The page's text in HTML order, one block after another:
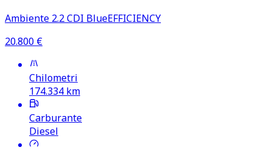
Ambiente 2.2 CDI BlueEFFICIENCY
20.800 €
Chilometri
174.334 km
Carburante
Diesel